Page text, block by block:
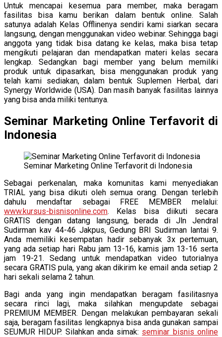
Untuk mencapai kesemua para member, maka beragam
fasilitas bisa kamu berikan dalam bentuk online. Salah
satunya adalah Kelas Offlinenya sendiri kami siarkan secara
langsung, dengan menggunakan video webinar. Sehingga bagi
anggota yang tidak bisa datang ke kelas, maka bisa tetap
mengikuti pelajaran dan mendapatkan materi kelas secara
lengkap. Sedangkan bagi member yang belum memiliki
produk untuk dipasarkan, bisa menggunakan produk yang
telah kami sediakan, dalam bentuk Suplemen Herbal, dari
Synergy Worldwide (USA). Dan masih banyak fasilitas lainnya
yang bisa anda miliki tentunya.
Seminar Marketing Online Terfavorit di
Indonesia
Seminar Marketing Online Terfavorit di Indonesia
Sebagai perkenalan, maka komunitas kami menyediakan
TRIAL yang bisa dikuti oleh semua orang. Dengan terlebih
dahulu mendaftar sebagai FREE MEMBER melalui:
www.kursus-bisnisonline.com. Kelas bisa diikuti secara
GRATIS dengan datang langsung, berada di Jln Jendral
Sudirman kav 44-46 Jakpus, Gedung BRI Sudirman lantai 9.
Anda memiliki kesempatan hadir sebanyak 3x pertemuan,
yang ada setiap hari Rabu jam 13-16, kamis jam 13-16 serta
jam 19-21. Sedang untuk mendapatkan video tutorialnya
secara GRATIS pula, yang akan dikirim ke email anda setiap 2
hari sekali selama 2 tahun.
Bagi anda yang ingin mendapatkan beragam fasilitasnya
secara rinci lagi, maka silahkan mengupdate sebagai
PREMIUM MEMBER. Dengan melakukan pembayaran sekali
saja, beragam fasilitas lengkapnya bisa anda gunakan sampai
SEUMUR HIDUP. Silahkan anda simak: seminar bisnis online